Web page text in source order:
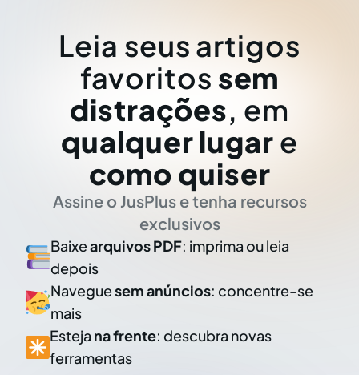
Leia seus artigos
favoritos sem
distrações, em
qualquer lugar e
como quiser
Assine o JusPlus e tenha recursos
exclusivos
Baixearquivos PDF: imprima ou leia
depois
Naveguesem anúncios: concentre-se
mais
Esteja na frente: descubra novas
ferramentas